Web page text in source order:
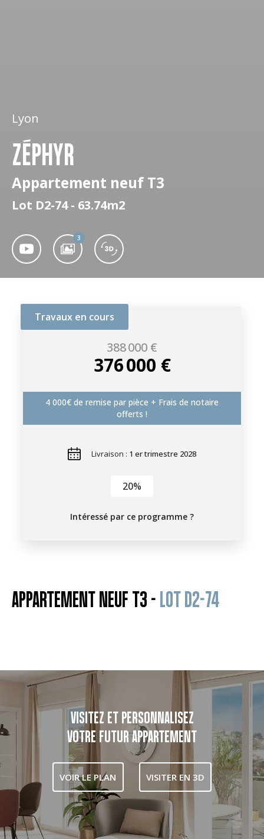
Lyon
ZÉPHYR
Appartement neuf T3
Lot D2-74 - 63.74m2
3
Travaux en cours
388 000 €
376 000 €
4 000€ de remise par pièce + Frais de notaire
offerts !
Livraison : 1 er trimestre 2028
20%
Intéressé par ce programme ?
APPARTEMENT NEUF T3 - LOT D2-74
VISITEZ ET PERSONNALISEZ
VOTRE FUTUR APPARTEMENT
VOIR LE PLAN VISITER EN 3D